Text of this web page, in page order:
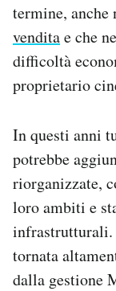
termine, anche
venditae che
difficoltà
proprietario
In questi anni
potrebbe
riorganizzate,
loro ambiti e
infrastrutturali.
tornata
dalla gestione